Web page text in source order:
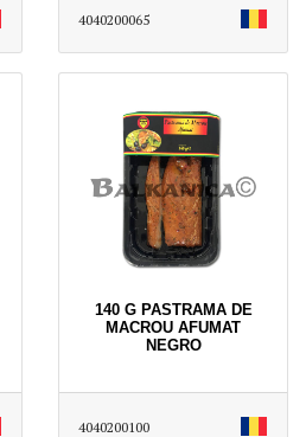
4040200065
140 G PASTRAMA DE
MACROU AFUMAT
NEGRO
4040200100